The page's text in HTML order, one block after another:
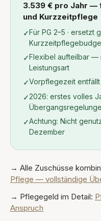
3.539 € pro Jahr —
und Kurzzeitpflege
✓Für PG 2–5 · ersetzt
✓Flexibel aufteilbar —
Leistungsart
✓Vorpflegezeit
✓2026: erstes volles
✓Achtung: Nicht
Dezember
→ Alle Zuschüsse
Pflege — vollständige
→ Pflegegeld im Detail:
Anspruch